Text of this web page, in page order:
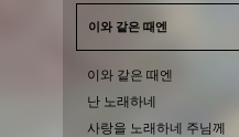
이와 같은 때엔
이와 같은 때엔
난 노래하네
사랑을 노래하네 주님께